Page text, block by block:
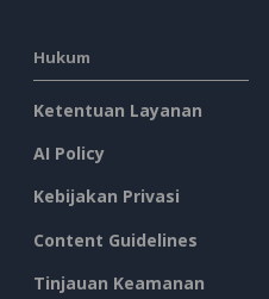
Hukum
Ketentuan Layanan
AI Policy
Kebijakan Privasi
Content Guidelines
Tinjauan Keamanan